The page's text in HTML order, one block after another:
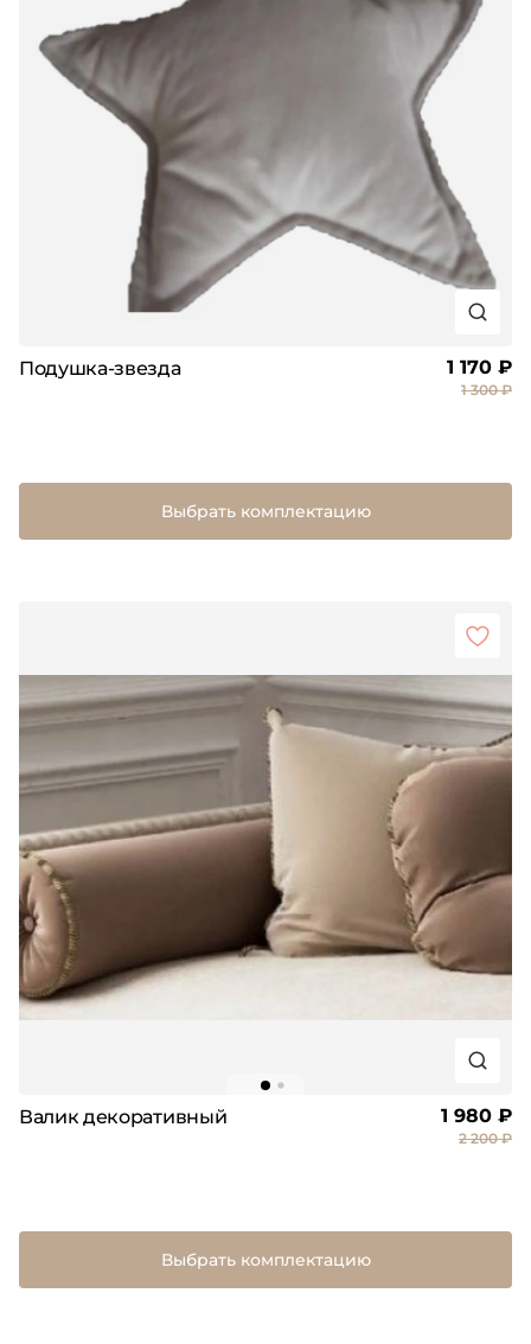
Подушка-звезда 1 170 ₽
1 300 ₽
Выбрать комплектацию
Валик декоративный 1 980 ₽
2 200 ₽
Выбрать комплектацию